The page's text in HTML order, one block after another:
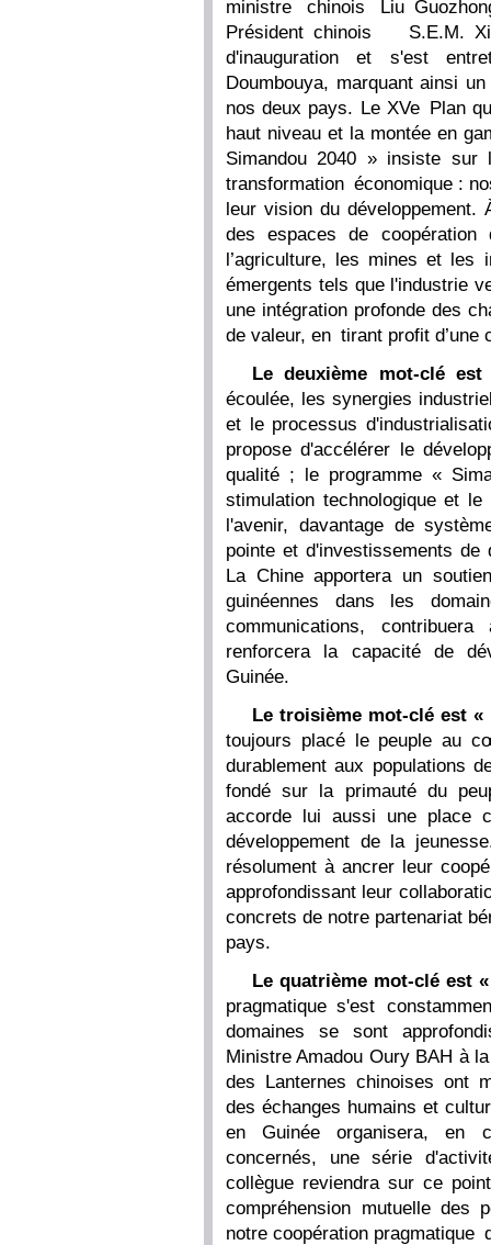
ministre chinois Liu
Président chinois
d'inauguration et s'est
Doumbouya, marquant ainsi
nos deux pays. Le XVe Plan
haut niveau et la montée en
Simandou 2040 » insiste
transformation économique :
leur vision du développement.
des espaces de coopération
l’agriculture, les mines et les
émergents tels que l'industrie
une intégration profonde des
de valeur, en tirant profit d’une
Le deuxième mot-clé
écoulée, les synergies
et le processus
propose d'accélérer le
qualité ; le programme «
stimulation technologique et
l'avenir, davantage de
pointe et d'investissements
La Chine apportera un
guinéennes dans les
communications,
renforcera la capacité de
Guinée.
Le troisième mot-clé est «
toujours placé le peuple au
durablement aux populations
fondé sur la primauté du
accorde lui aussi une place
développement de la
résolument à ancrer leur
approfondissant leur
concrets de notre partenariat
pays.
Le quatrième mot-clé est
pragmatique s'est
domaines se sont
Ministre Amadou Oury BAH à
des Lanternes chinoises ont
des échanges humains et
en Guinée organisera, en
concernés, une série
collègue reviendra sur ce
compréhension mutuelle des
notre coopération pragmatique